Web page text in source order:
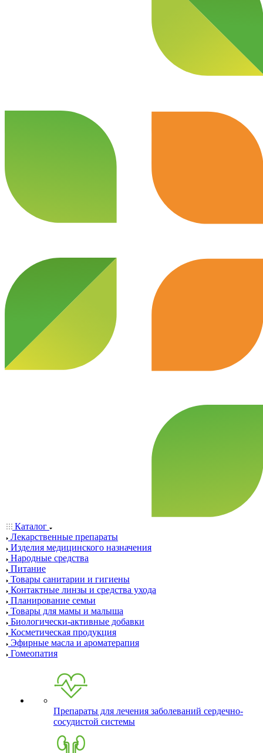
Каталог
Лекарственные препараты
Изделия медицинского назначения
Народные средства
Питание
Товары санитарии и гигиены
Контактные линзы и средства ухода
Планирование семьи
Товары для мамы и малыша
Биологически-активные добавки
Косметическая продукция
Эфирные масла и ароматерапия
Гомеопатия
Препараты для лечения заболеваний сердечно-
сосудистой системы